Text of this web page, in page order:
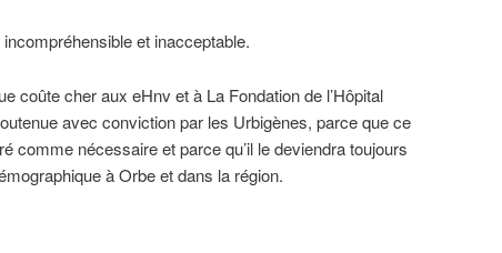
et inacceptable.
coûte cher aux eHnv et à La Fondation de l’Hôpital
avec conviction par les Urbigènes, parce que ce
comme nécessaire et parce qu’il le deviendra toujours
à Orbe et dans la région.